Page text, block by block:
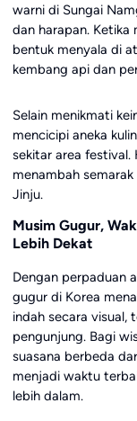
warni di Sungai
dan harapan. Ketika
bentuk menyala di
kembang api dan
Selain menikmati
mencicipi aneka
sekitar area festival.
menambah
Jinju.
Musim Gugur,
Lebih Dekat
Dengan perpaduan
gugur di Korea
indah secara visual,
pengunjung. Bagi
suasana berbeda
menjadi waktu
lebih dalam.